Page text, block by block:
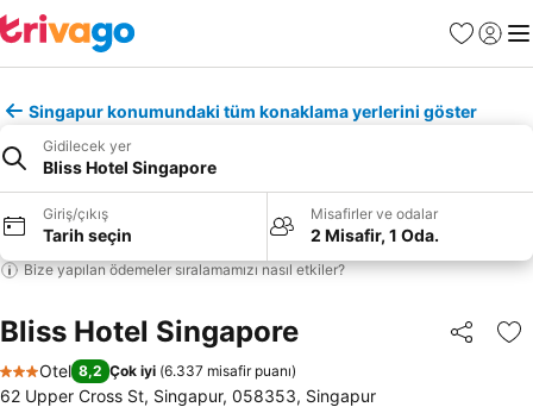
Favoriler
Giriş
Singapur konumundaki tüm konaklama yerlerini göster
Gidilecek yer
Bliss Hotel Singapore
Giriş/çıkış
Tarih seçin
Misafirler ve odalar
2 Misafir, 1 Oda.
Bize yapılan ödemeler sıralamamızı nasıl etkiler?
Bliss Hotel Singapore Paylaş
3 Yıldız
Otel 8,2 Çok iyi (6.337 misafir puanı)
62 Upper Cross St, Singapur, 058353, Singapur